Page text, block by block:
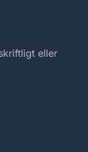
eller